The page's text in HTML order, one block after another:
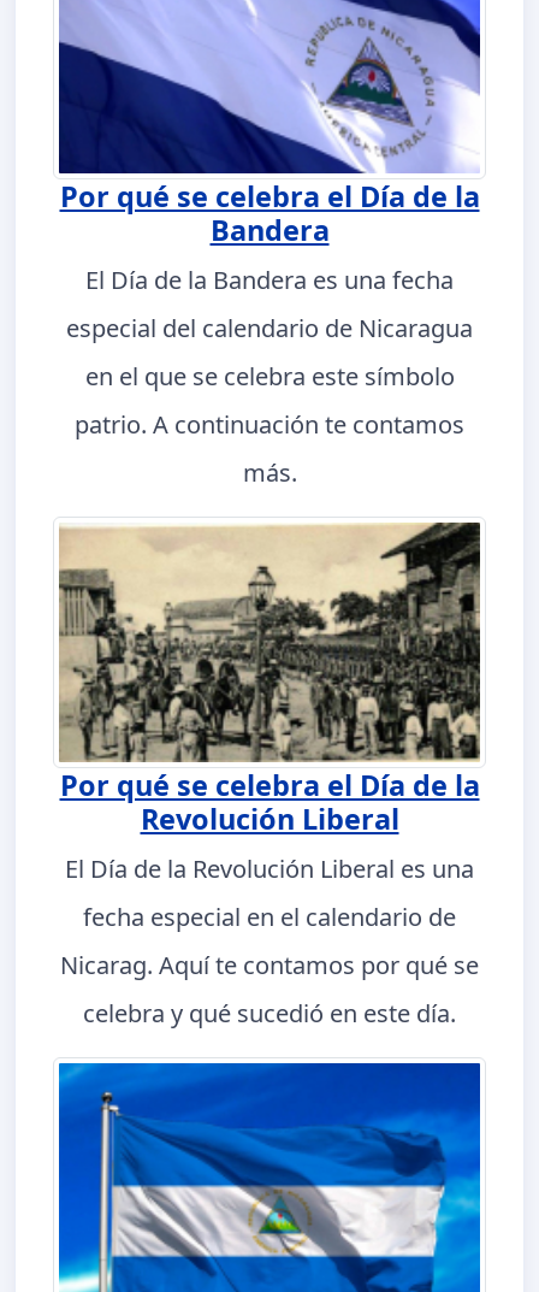
Por qué se celebra el Día de la
Bandera
El Día de la Bandera es una fecha
especial del calendario de Nicaragua
en el que se celebra este símbolo
patrio. A continuación te contamos
más.
Por qué se celebra el Día de la
Revolución Liberal
El Día de la Revolución Liberal es una
fecha especial en el calendario de
Nicarag. Aquí te contamos por qué se
celebra y qué sucedió en este día.